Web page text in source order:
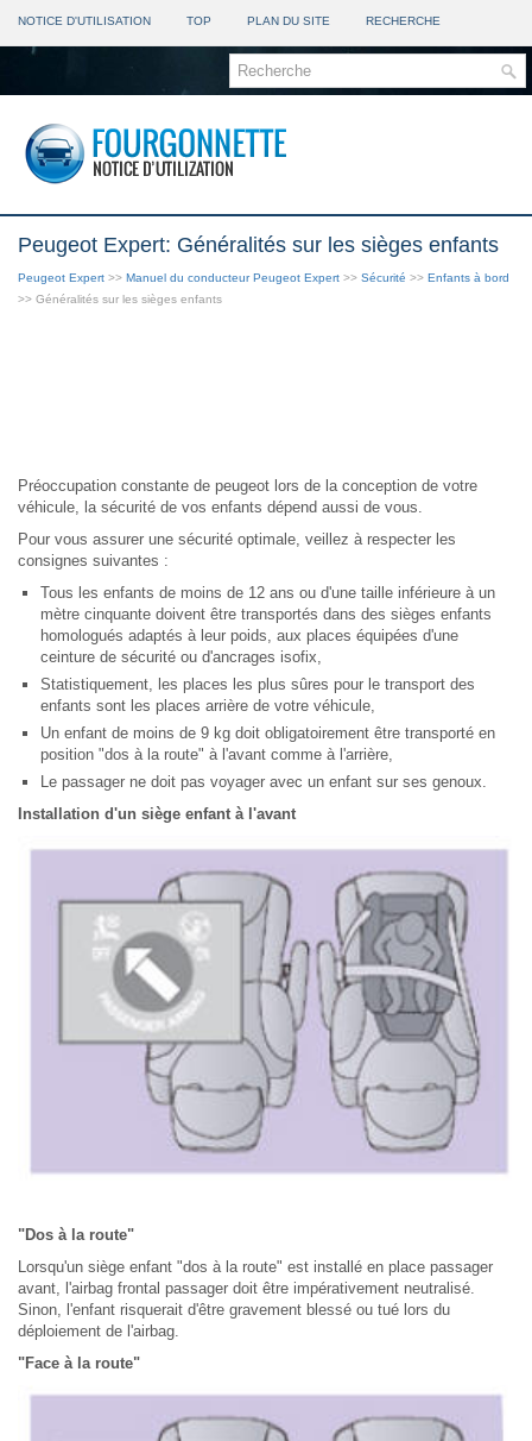
NOTICE D'UTILISATION TOP PLAN DU SITE RECHERCHE
Peugeot Expert: Généralités sur les sièges enfants
Peugeot Expert >> Manuel du conducteur Peugeot Expert >> Sécurité >> Enfants à bord
>> Généralités sur les sièges enfants
Préoccupation constante de peugeot lors de la conception de votre
véhicule, la sécurité de vos enfants dépend aussi de vous.
Pour vous assurer une sécurité optimale, veillez à respecter les
consignes suivantes :
Tous les enfants de moins de 12 ans ou d'une taille inférieure à un
mètre cinquante doivent être transportés dans des sièges enfants
homologués adaptés à leur poids, aux places équipées d'une
ceinture de sécurité ou d'ancrages isofix,
Statistiquement, les places les plus sûres pour le transport des
enfants sont les places arrière de votre véhicule,
Un enfant de moins de 9 kg doit obligatoirement être transporté en
position "dos à la route" à l'avant comme à l'arrière,
Le passager ne doit pas voyager avec un enfant sur ses genoux.
Installation d'un siège enfant à l'avant
"Dos à la route"
Lorsqu'un siège enfant "dos à la route" est installé en place passager
avant, l'airbag frontal passager doit être impérativement neutralisé.
Sinon, l'enfant risquerait d'être gravement blessé ou tué lors du
déploiement de l'airbag.
"Face à la route"